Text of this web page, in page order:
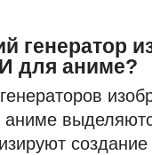
генератор
для аниме?